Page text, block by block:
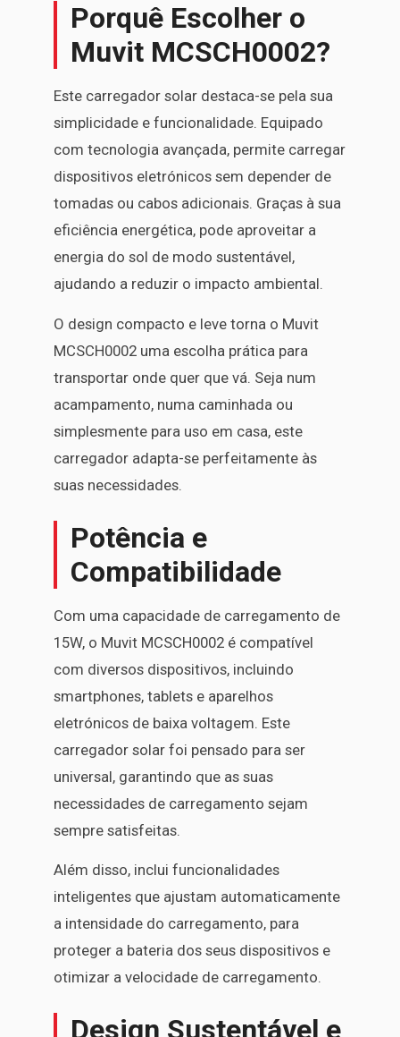
Porquê Escolher o
Muvit MCSCH0002?
Este carregador solar destaca-se pela sua
simplicidade e funcionalidade. Equipado
com tecnologia avançada, permite carregar
dispositivos eletrónicos sem depender de
tomadas ou cabos adicionais. Graças à sua
eficiência energética, pode aproveitar a
energia do sol de modo sustentável,
ajudando a reduzir o impacto ambiental.
O design compacto e leve torna o Muvit
MCSCH0002 uma escolha prática para
transportar onde quer que vá. Seja num
acampamento, numa caminhada ou
simplesmente para uso em casa, este
carregador adapta-se perfeitamente às
suas necessidades.
Potência e
Compatibilidade
Com uma capacidade de carregamento de
15W, o Muvit MCSCH0002 é compatível
com diversos dispositivos, incluindo
smartphones, tablets e aparelhos
eletrónicos de baixa voltagem. Este
carregador solar foi pensado para ser
universal, garantindo que as suas
necessidades de carregamento sejam
sempre satisfeitas.
Além disso, inclui funcionalidades
inteligentes que ajustam automaticamente
a intensidade do carregamento, para
proteger a bateria dos seus dispositivos e
otimizar a velocidade de carregamento.
Design Sustentável e